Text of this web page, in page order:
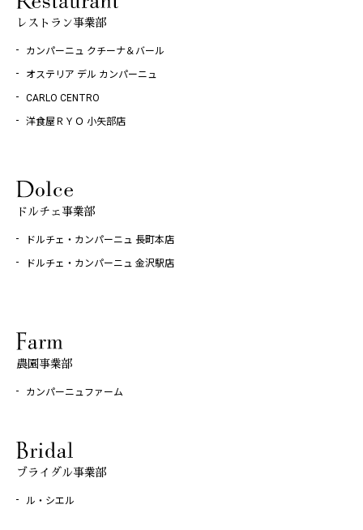
レストラン事業部
カンパーニュ クチーナ＆バール
オステリア デル カンパーニュ
CARLO CENTRO
洋食屋ＲＹＯ 小矢部店
ドルチェ事業部
ドルチェ・カンパーニュ 長町本店
ドルチェ・カンパーニュ 金沢駅店
農園事業部
カンパーニュファーム
ブライダル事業部
ル・シエル